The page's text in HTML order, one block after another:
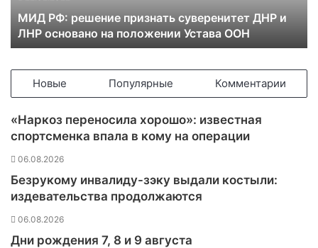
н
и
з
т
ь
в
МИД РФ: решение признать суверенитет ДНР и
ЛНР основано на положении Устава ООН
Новые Популярные Комментарии
«Наркоз переносила хорошо»: известная
спортсменка впала в кому на операции
06.08.2026
Безрукому инвалиду-зэку выдали костыли:
издевательства продолжаются
06.08.2026
Дни рождения 7, 8 и 9 августа